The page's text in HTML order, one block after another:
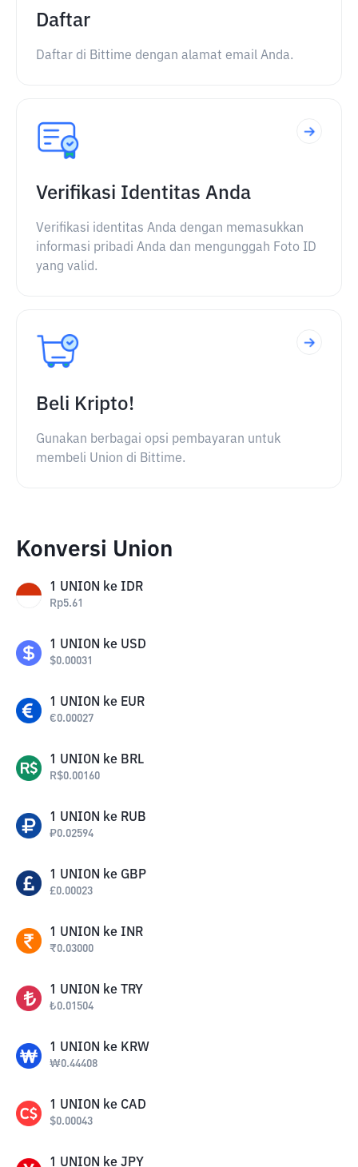
Daftar
Daftar di Bittime dengan alamat email Anda.
Verifikasi Identitas Anda
Verifikasi identitas Anda dengan memasukkan
informasi pribadi Anda dan mengunggah Foto ID
yang valid.
Beli Kripto!
Gunakan berbagai opsi pembayaran untuk
membeli Union di Bittime.
Konversi Union
1 UNION ke IDR
Rp5.61
1 UNION ke USD
$0.00031
1 UNION ke EUR
€0.00027
1 UNION ke BRL
R$0.00160
1 UNION ke RUB
₽0.02594
1 UNION ke GBP
£0.00023
1 UNION ke INR
₹0.03000
1 UNION ke TRY
₺0.01504
1 UNION ke KRW
₩0.44408
1 UNION ke CAD
$0.00043
1 UNION ke JPY